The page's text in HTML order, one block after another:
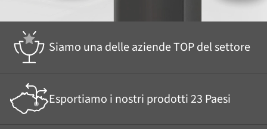
Siamo una delle aziende TOP del settore
Esportiamo i nostri prodotti 23 Paesi